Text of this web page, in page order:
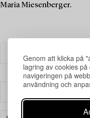
Genom att klicka på
lagring av cookies
navigeringen på
användning och
Maria Miesenberger.